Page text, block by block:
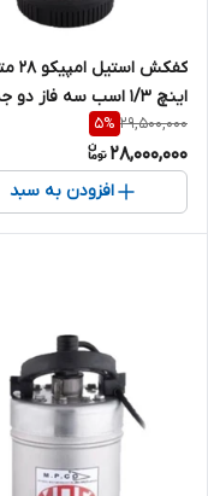
اینچ 1/3 اسب سه فاز دو
MPCO-S.99.28-6
29,500,000
5%
28,000,000
افزودن به سبد